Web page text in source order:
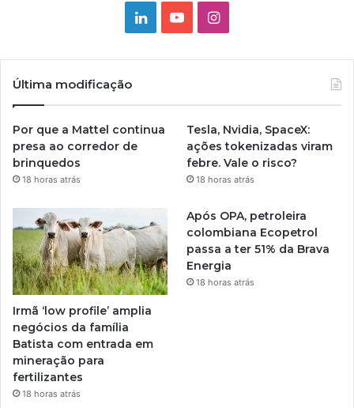
LinkedinYouTubeInstagram
Última modificação
Por que a Mattel continua
presa ao corredor de
brinquedos
18 horas atrás
Tesla, Nvidia, SpaceX:
ações tokenizadas viram
febre. Vale o risco?
18 horas atrás
Irmã ‘low profile’ amplia
negócios da família
Batista com entrada em
mineração para
fertilizantes
18 horas atrás
Após OPA, petroleira
colombiana Ecopetrol
passa a ter 51% da Brava
Energia
18 horas atrás